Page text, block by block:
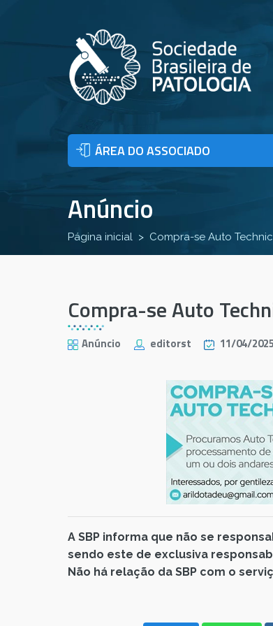
ÁREA DO ASSOCIADO
Anúncio
Página inicial Compra-se Auto
Compra-se Auto
Anúncio editorst 11/04/2025
A SBP informa que não se
sendo este de exclusiva
Não há relação da SBP com o